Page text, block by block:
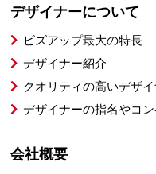
デザイナーについて
ビズアップ最大の特長
デザイナー紹介
クオリティの高いデザ
デザイナーの指名やコ
会社概要